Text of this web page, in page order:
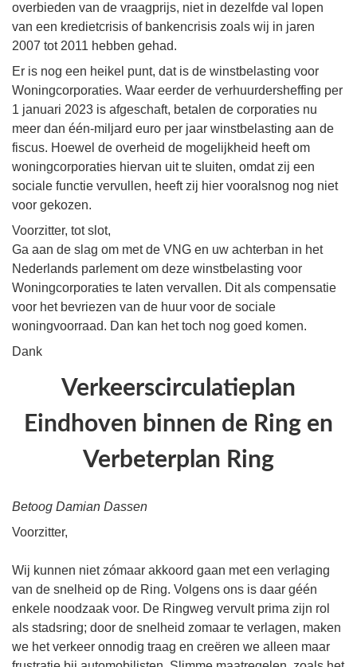
overbieden van de vraagprijs, niet in dezelfde val lopen
van een kredietcrisis of bankencrisis zoals wij in jaren
2007 tot 2011 hebben gehad.
Er is nog een heikel punt, dat is de winstbelasting voor
Woningcorporaties. Waar eerder de verhuurdersheffing per
1 januari 2023 is afgeschaft, betalen de corporaties nu
meer dan één-miljard euro per jaar winstbelasting aan de
fiscus. Hoewel de overheid de mogelijkheid heeft om
woningcorporaties hiervan uit te sluiten, omdat zij een
sociale functie vervullen, heeft zij hier vooralsnog nog niet
voor gekozen.
Voorzitter, tot slot,
Ga aan de slag om met de VNG en uw achterban in het
Nederlands parlement om deze winstbelasting voor
Woningcorporaties te laten vervallen. Dit als compensatie
voor het bevriezen van de huur voor de sociale
woningvoorraad. Dan kan het toch nog goed komen.
Dank
Verkeerscirculatieplan
Eindhoven binnen de Ring en
Verbeterplan Ring
Betoog Damian Dassen
Voorzitter,
Wij kunnen niet zómaar akkoord gaan met een verlaging
van de snelheid op de Ring. Volgens ons is daar géén
enkele noodzaak voor. De Ringweg vervult prima zijn rol
als stadsring; door de snelheid zomaar te verlagen, maken
we het verkeer onnodig traag en creëren we alleen maar